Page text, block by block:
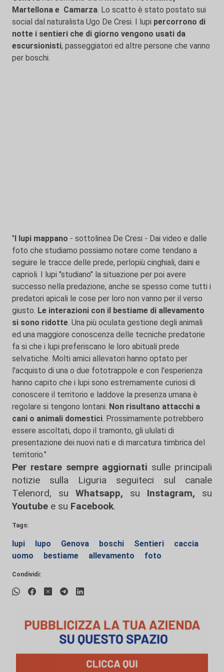
Martellona e Camarza. Lo scatto è stato postato sui
social dal naturalista Ugo De Cresi. I lupi percorrono di
notte i sentieri che di giorno vengono usati da
escursionisti, passeggiatori ed altre persone che vanno
per boschi.
"I lupi mappano - sottolinea De Cresi - Dai video e dalle
foto che studiamo possiamo notare come tendano a
seguire le tracce delle prede, perlopiù cinghiali, daini e
caprioli. I lupi "studiano" la situazione per poi avere
successo nella predazione, anche se spesso come tutti i
predatori apicali le cose per loro non vanno per il verso
giusto. Le interazioni con il bestiame di allevamento
si sono ridotte. Una più oculata gestione degli animali
ed una maggiore conoscenza delle tecniche predatorie
fa si che i lupi preferiscano le loro abituali prede
selvatiche. Molti amici allevatori hanno optato per
l'acquisto di una o due fototrappole e con l'esperienza
hanno capito che i lupi sono estremamente curiosi di
conoscere il territorio e laddove la presenza umana è
regolare si tengono lontani. Non risultano attacchi a
cani o animali domestici. Prossimamente potrebbero
essere ascoltati, dopo il tramonto, gli ululati di
presentazione dei nuovi nati e di marcatura timbrica del
territorio."
Per restare sempre aggiornati sulle principali
notizie sulla Liguria seguiteci sul canale
Telenord, su
Whatsapp, su Instagram, su
Youtube e su Facebook.
Tags:
lupi lupo Genova boschi Sentieri
caccia
uomo
bestiame allevamento foto
Condividi: